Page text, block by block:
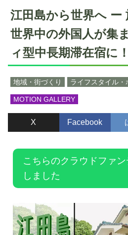
江田島から世界へ ー
世界中の外国人が集
ィ型中長期滞在宿に！
地域・街づくり ライフスタイル・
MOTION GALLERY
X Facebook
こちらのクラウドファ
しました